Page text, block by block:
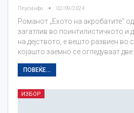
Плусинфо 02/09/2024
Романот „Ехото на акробатите“
загатлив во поинтилистичкото и
на дејството, е вешто развиен во
којашто заемно се огледуваат
ПОВЕЌЕ...
ИЗБОР